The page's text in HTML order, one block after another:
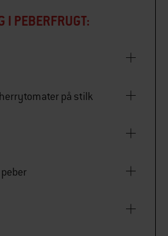
I PEBERFRUGT:
på stilk